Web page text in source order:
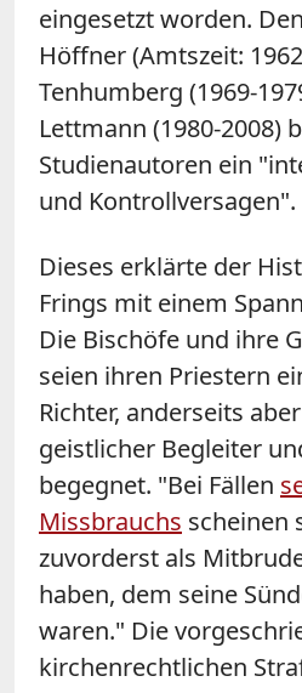
eingesetzt worden.
Höffner (Amtszeit:
Tenhumberg (1969-
Lettmann (1980-2008)
Studienautoren ein
und Kontrollversagen".
Dieses erklärte der
Frings mit einem
Die Bischöfe und ihre
seien ihren Priestern
Richter, anderseits
geistlicher Begleiter
begegnet. "Bei Fällen
Missbrauchs scheinen
zuvorderst als
haben, dem seine
waren." Die
kirchenrechtlichen